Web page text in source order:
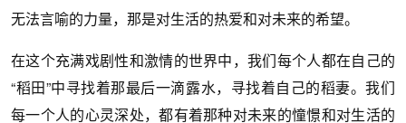
无法言喻的力量，那是对生活的热爱和对未来的希望。
在这个充满戏剧性和激情的世界中，我们每个人都在自己的
“稻田”中寻找着那最后一滴露水，寻找着自己的稻妻。我们
每一个人的心灵深处，都有着那种对未来的憧憬和对生活的